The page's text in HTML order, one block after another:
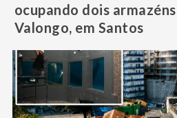
ocupando dois
Valongo, em Santos